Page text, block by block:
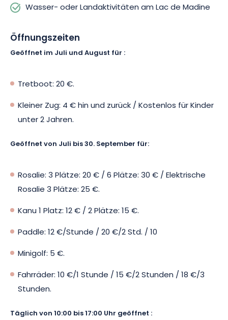
ganzen Familie, der Lac de Madine lädt Sie zu Natur-, Sport-
oder Entspannungserlebnissen in einer geschützten
Wasser- oder Landaktivitäten am Lac de Madine
Öffnungszeiten
Geöffnet im Juli und August für :
Tretboot: 20 €.
Kleiner Zug: 4 € hin und zurück / Kostenlos für Kinder
unter 2 Jahren.
Geöffnet von Juli bis 30. September für:
Rosalie: 3 Plätze: 20 € / 6 Plätze: 30 € / Elektrische
Rosalie 3 Plätze: 25 €.
Kanu 1 Platz: 12 € / 2 Plätze: 15 €.
Paddle: 12 €/Stunde / 20 €/2 Std. / 10
Minigolf: 5 €.
Fahrräder: 10 €/1 Stunde / 15 €/2 Stunden / 18 €/3
Stunden.
Täglich von 10:00 bis 17:00 Uhr geöffnet :